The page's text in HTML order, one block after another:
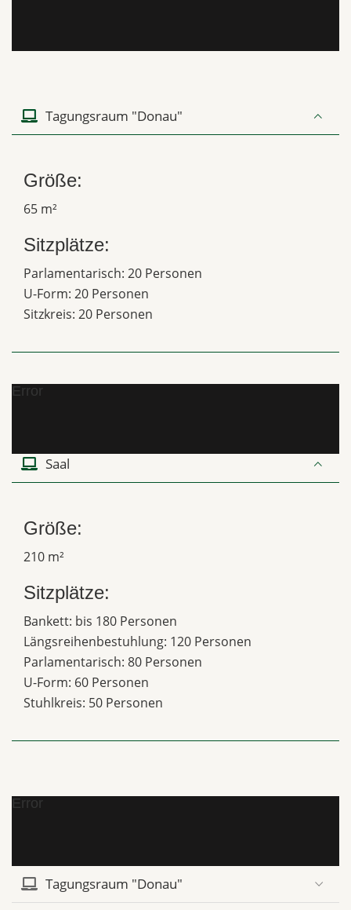
Tagungsraum "Donau"
Größe:
65 m²
Sitzplätze:
Parlamentarisch: 20 Personen
U-Form: 20 Personen
Sitzkreis: 20 Personen
Error
Saal
Größe:
210 m²
Sitzplätze:
Bankett: bis 180 Personen
Längsreihenbestuhlung: 120 Personen
Parlamentarisch: 80 Personen
U-Form: 60 Personen
Stuhlkreis: 50 Personen
Error
Tagungsraum "Donau"